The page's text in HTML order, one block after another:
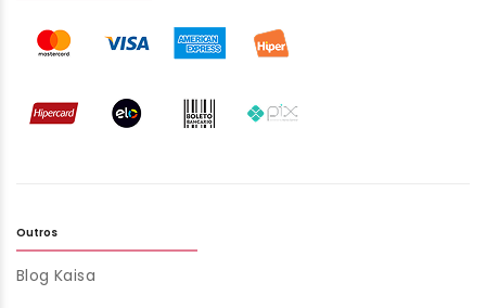
Outros
Blog Kaisa